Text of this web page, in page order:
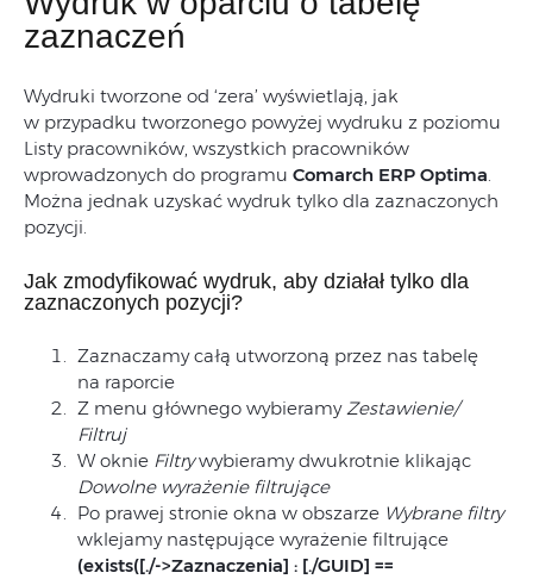
zaznaczeń
Wydruki tworzone od ‘zera’ wyświetlają, jak
w przypadku tworzonego powyżej wydruku z poziomu
Listy pracowników, wszystkich pracowników
wprowadzonych do programu Comarch ERP Optima.
Można jednak uzyskać wydruk tylko dla zaznaczonych
pozycji.
Jak zmodyfikować wydruk, aby działał tylko dla
zaznaczonych pozycji?
Zaznaczamy całą utworzoną przez nas tabelę
na raporcie
Z menu głównego wybieramyZestawienie/
Filtruj
W oknie Filtrywybieramy dwukrotnie klikając
Dowolne wyrażenie filtrujące
Po prawej stronie okna w obszarze Wybrane filtry
wklejamy następujące wyrażenie filtrujące
(exists([./->Zaznaczenia] : [./GUID] ==